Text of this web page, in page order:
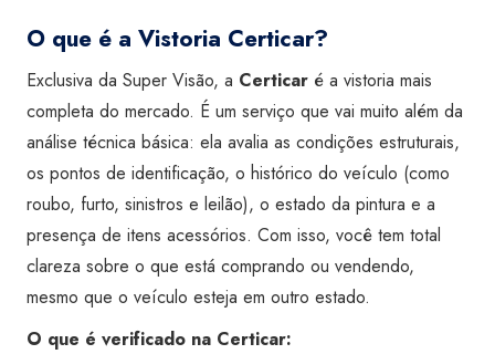
R$600,00.R$529,00.
e
Laudo)
-
Super
Visão
Embu
das
Artes
quantidade
O que é a Vistoria Certicar?
Exclusiva da Super Visão, a Certicar é a vistoria mais
completa do mercado. É um serviço que vai muito além da
análise técnica básica: ela avalia as condições estruturais,
os pontos de identificação, o histórico do veículo (como
roubo, furto, sinistros e leilão), o estado da pintura e a
presença de itens acessórios. Com isso, você tem total
clareza sobre o que está comprando ou vendendo,
mesmo que o veículo esteja em outro estado.
O que é verificado na Certicar: